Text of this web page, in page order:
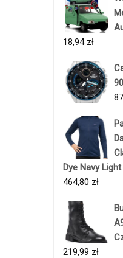
18,94 zł
Dye Navy
464,80 zł
219,99 zł